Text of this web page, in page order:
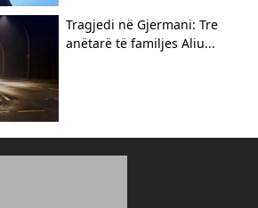
Tragjedi në Gjermani: Tre
anëtarë të familjes Aliu...